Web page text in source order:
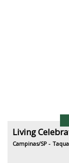
Living
Campinas/SP -